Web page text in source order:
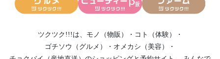
ツクツク!!!は、 モノ（物販） ・ コト（体験）
・
ゴチソウ（グルメ）
・ オメカシ（美容）
・